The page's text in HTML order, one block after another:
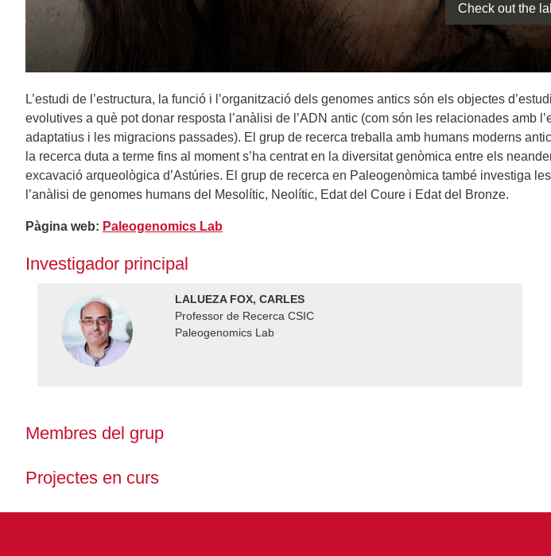
Check out the
L’estudi de l’estructura, la funció i l’organització dels genomes antics són els objectes
evolutives a què pot donar resposta l’anàlisi de l’ADN antic (com són les relacionades
adaptatius i les migracions passades). El grup de recerca treballa amb humans moderns
la recerca duta a terme fins al moment s’ha centrat en la diversitat genòmica entre els
excavació arqueològica d’Astúries. El grup de recerca en Paleogenòmica també investiga
l’anàlisi de genomes humans del Mesolític, Neolític, Edat del Coure i Edat del Bronze.
Pàgina web: Paleogenomics Lab
Investigador principal
LALUEZA FOX, CARLES
Professor de Recerca CSIC
Paleogenomics Lab
Membres del grup
Projectes en curs